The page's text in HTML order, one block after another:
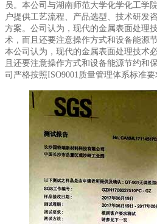
员。本公司与湖南师范大学化学化工学
户提供工艺流程、产品选型、技术研发
方案。公司认为，现代的金属表面处理
术，而且还要注意操作方式和设备能源
本公司认为，现代的金属表面处理技术
且还要注意操作方式和设备能源节约和
司严格按照ISO9001质量管理体系标准